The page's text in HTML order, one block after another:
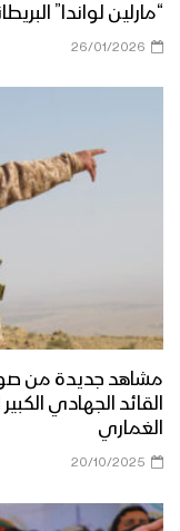
“مارلين لواندا”
26/01/2026
مشاهد جديدة من
القائد الجهادي
الغماري
20/10/2025